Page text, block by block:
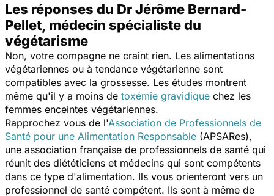
Les réponses du Dr Jérôme Bernard-
Pellet, médecin spécialiste du
végétarisme
Non, votre compagne ne craint rien. Les alimentations
végétariennes ou à tendance végétarienne sont
compatibles avec la grossesse. Les études montrent
même qu'il y a moins de toxémie gravidique chez les
femmes enceintes végétariennes.
Rapprochez vous de l'Association de Professionnels de
Santé pour une Alimentation Responsable (APSARes),
une association française de professionnels de santé qui
réunit des diététiciens et médecins qui sont compétents
dans ce type d'alimentation. Ils vous orienteront vers un
professionnel de santé compétent. Ils sont à même de